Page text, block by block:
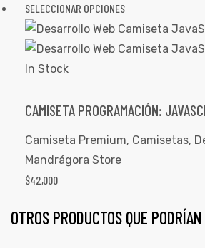
SELECCIONAR OPCIONES
In Stock
CAMISETA PROGRAMACIÓN:
Camiseta Premium, Camisetas,
Mandrágora Store
$42,000
OTROS PRODUCTOS QUE